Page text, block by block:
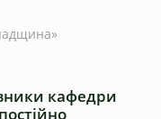
кафедри